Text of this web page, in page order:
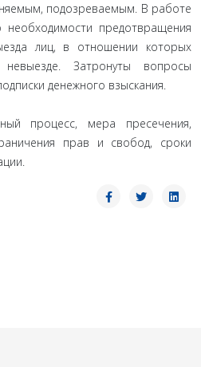
подозреваемым. В работе
предотвращения
лиц, в отношении которых
Затронуты вопросы
денежного взыскания.
процесс, мера пресечения,
прав и свобод, сроки